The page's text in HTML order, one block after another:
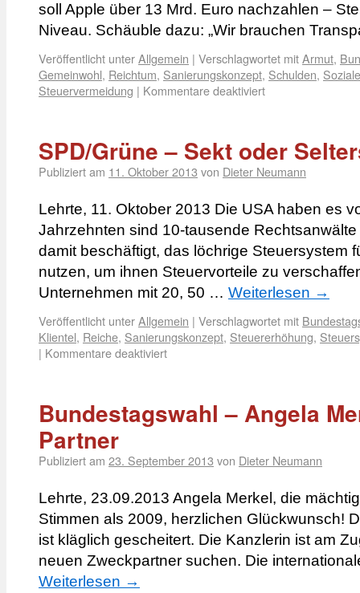
soll Apple über 13 Mrd. Euro nachzahlen –
Niveau. Schäuble dazu: „Wir brauchen
Veröffentlicht unterAllgemein | Verschlagwortet mitArmut,
Gemeinwohl, Reichtum, Sanierungskonzept, Schulden,
Steuervermeidung | Kommentare deaktiviert
SPD/Grüne – Sekt oder
Publiziert am 11. Oktober 2013 von Dieter Neumann
Lehrte, 11. Oktober 2013 Die USA haben es
Jahrzehnten sind 10-tausende
damit beschäftigt, das löchrige Steuersystem
nutzen, um ihnen Steuervorteile zu
Unternehmen mit 20, 50 … Weiterlesen →
Veröffentlicht unterAllgemein | Verschlagwortet mit
Klientel, Reiche, Sanierungskonzept, Steuererhöhung,
| Kommentare deaktiviert
Bundestagswahl – Angela
Partner
Publiziert am 23. September 2013 von Dieter Neumann
Lehrte, 23.09.2013 Angela Merkel, die
Stimmen als 2009, herzlichen Glückwunsch!
ist kläglich gescheitert. Die Kanzlerin ist am
neuen Zweckpartner suchen. Die
Weiterlesen →